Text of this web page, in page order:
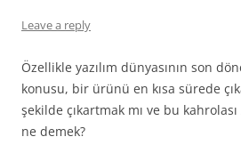
Leave a reply
Özellikle yazılım dünyasının son
konusu, bir ürünü en kısa sürede
şekilde çıkartmak mı ve bu
ne demek?